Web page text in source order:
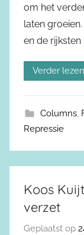
om het
laten
en de rijksten
Verder lezen
Columns,
Repressie
Koos
verzet
Geplaatst op